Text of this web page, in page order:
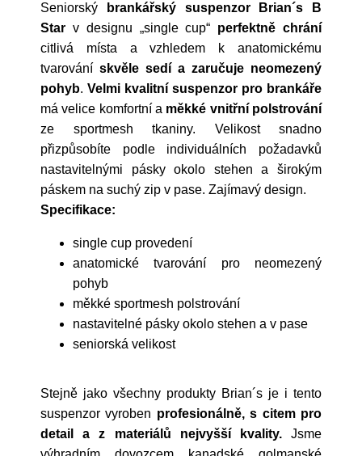
Seniorský brankářský suspenzor Brian´s B
Star v designu „single cup“ perfektně chrání
citlivá místa a vzhledem k anatomickému
tvarování skvěle sedí a zaručuje neomezený
pohyb. Velmi kvalitní suspenzor pro brankáře
má velice komfortní a měkké vnitřní polstrování
ze sportmesh tkaniny. Velikost snadno
přizpůsobíte podle individuálních požadavků
nastavitelnými pásky okolo stehen a širokým
páskem na suchý zip v pase. Zajímavý design.
Specifikace:
single cup provedení
anatomické tvarování pro neomezený
pohyb
měkké sportmesh polstrování
nastavitelné pásky okolo stehen a v pase
seniorská velikost
Stejně jako všechny produkty Brian´s je i tento
suspenzor vyroben profesionálně, s citem pro
detail a z materiálů nejvyšší kvality. Jsme